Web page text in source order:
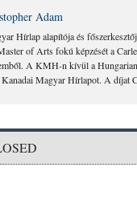
Adam
Hírlap alapítója és
of Arts fokú képzését a
A KMH-n kívül a
Magyar Hírlapot. A díjat